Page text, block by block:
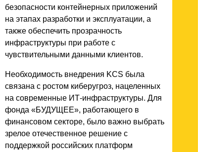
безопасности контейнерных приложений
на этапах разработки и эксплуатации, а
также обеспечить прозрачность
инфраструктуры при работе с
чувствительными данными клиентов.
Необходимость внедрения KCS была
связана с ростом киберугроз, нацеленных
на современные ИТ-инфраструктуры. Для
фонда «БУДУЩЕЕ», работающего в
финансовом секторе, было важно выбрать
зрелое отечественное решение с
поддержкой российских платформ